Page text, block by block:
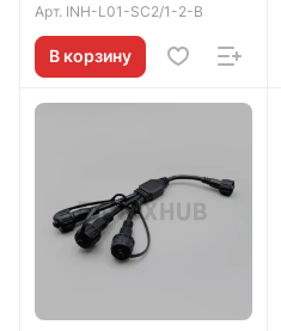
Арт. INH-L01-SC2/1-2-B
В корзину